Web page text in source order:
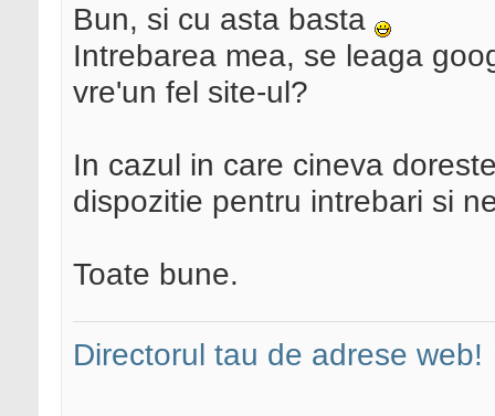
Bun, si cu asta basta
Intrebarea mea, se leaga
vre'un fel site-ul?
In cazul in care cineva
dispozitie pentru intrebari si
Toate bune.
Directorul tau de adrese web!